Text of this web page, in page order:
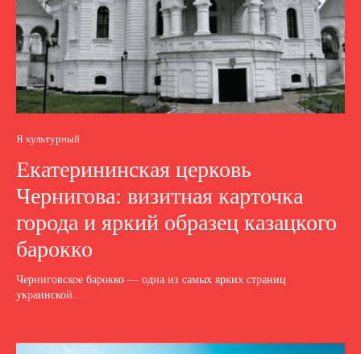
Я культурный
Екатерининская церковь
Чернигова: визитная карточка
города и яркий образец казацкого
барокко
Черниговское барокко — одна из самых ярких страниц
украинской...